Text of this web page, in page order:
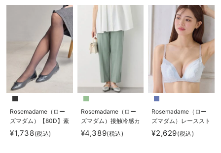
産後【産後も長く着れ
Rosemadame（ロー
Rosemadame（ロー
ズマダム）【80D】素
肌見えフェイクマタニ
ティタイツ【出産後も
¥1,738(税込)
Rosemadame（ロー
ズマダム）接触冷感カ
ノコストレッチワイド
テーパードパンツ マ
¥4,389(税込)
Rosemadame（ロー
ズマダム）レーススト
ラップオープン授乳ブ
¥2,629(税込)